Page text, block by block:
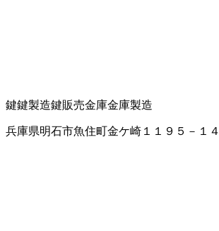
鍵鍵製造鍵販売金庫金庫製造
兵庫県明石市魚住町金ケ崎１１９５－１４